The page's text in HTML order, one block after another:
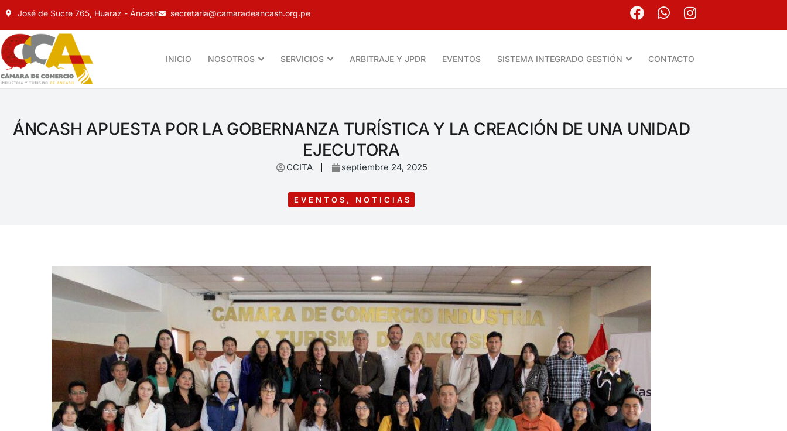
José de Sucre 765, Huaraz - Áncash secretaria@camaradeancash.org.pe
INICIO NOSOTROS SERVICIOS ARBITRAJE Y JPDR EVENTOS SISTEMA INTEGRADO GESTIÓN CONTACTO
ÁNCASH APUESTA POR LA GOBERNANZA TURÍSTICA Y LA CREACIÓN DE UNA UNIDAD
EJECUTORA
CCITA septiembre 24, 2025
EVENTOS , NOTICIAS